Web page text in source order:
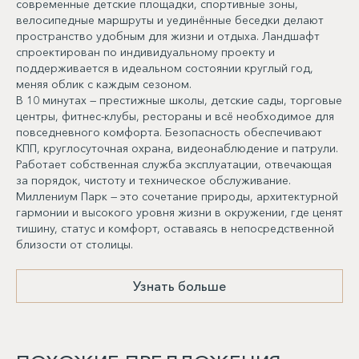
современные детские площадки, спортивные зоны,
велосипедные маршруты и уединённые беседки делают
пространство удобным для жизни и отдыха. Ландшафт
спроектирован по индивидуальному проекту и
поддерживается в идеальном состоянии круглый год,
меняя облик с каждым сезоном.
В 10 минутах — престижные школы, детские сады, торговые
центры, фитнес-клубы, рестораны и всё необходимое для
повседневного комфорта. Безопасность обеспечивают
КПП, круглосуточная охрана, видеонаблюдение и патрули.
Работает собственная служба эксплуатации, отвечающая
за порядок, чистоту и техническое обслуживание.
Миллениум Парк — это сочетание природы, архитектурной
гармонии и высокого уровня жизни в окружении, где ценят
тишину, статус и комфорт, оставаясь в непосредственной
близости от столицы.
Узнать больше